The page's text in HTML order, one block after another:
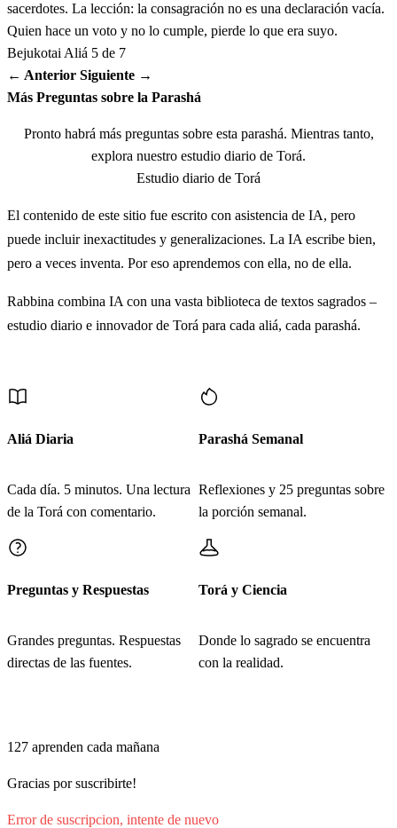
וְהָיָה הַשָּׂדֶה בְּצֵאתוֹ בַיֹּבֵל קֹדֶשׁ לַידוָד כִּשְׂדֵה
21Vehayá hasadé betsetó bayovél kódesh l'Adonái kisdé
hajérem lakohén tihyé ajuzató
sacerdotes. La lección: la consagración no es una declaración vacía.
Quien hace un voto y no lo cumple, pierde lo que era suyo.
BejukotaiAliá 5 de 7
← Anterior Siguiente →
Más Preguntas sobre la Parashá
Pronto habrá más preguntas sobre esta parashá. Mientras tanto,
explora nuestro estudio diario de Torá.
Estudio diario de Torá
El contenido de este sitio fue escrito con asistencia de IA, pero
puede incluir inexactitudes y generalizaciones. La IA escribe bien,
pero a veces inventa. Por eso aprendemos con ella, no de ella.
Rabbina combina IA con una vasta biblioteca de textos sagrados –
estudio diario e innovador de Torá para cada aliá, cada parashá.
Aliá Diaria
Cada día. 5 minutos. Una lectura
de la Torá con comentario.
Parashá Semanal
Reflexiones y 25 preguntas sobre
la porción semanal.
Preguntas y Respuestas
Grandes preguntas. Respuestas
directas de las fuentes.
Torá y Ciencia
Donde lo sagrado se encuentra
con la realidad.
127 aprenden cada mañana
Gracias por suscribirte!
Error de suscripcion, intente de nuevo